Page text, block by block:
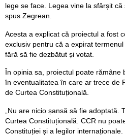
lege se face. Legea vine la sfârșit
spus Zegrean.
Acesta a explicat că proiectul a fost
exclusiv pentru că a expirat
fără să fie dezbătut și votat.
În opinia sa, proiectul poate rămâne
în eventualitatea în care ar trece de
de Curtea Constituțională.
„Nu are nicio șansă să fie
Curtea Constituțională. CCR nu
Constituției și a legilor